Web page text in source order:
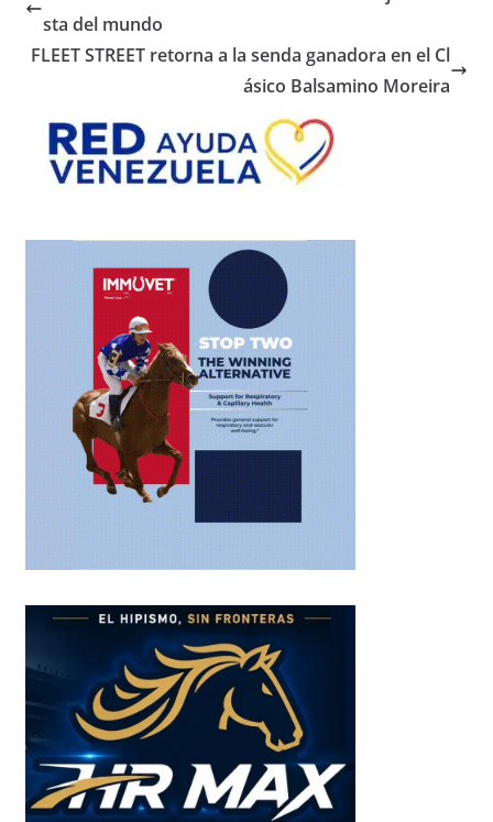
sta del mundo
FLEET STREET retorna a la senda ganadora en el Cl
ásico Balsamino Moreira